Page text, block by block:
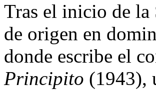
Tras el inicio de la
de origen en
donde escribe el
Principito (1943),